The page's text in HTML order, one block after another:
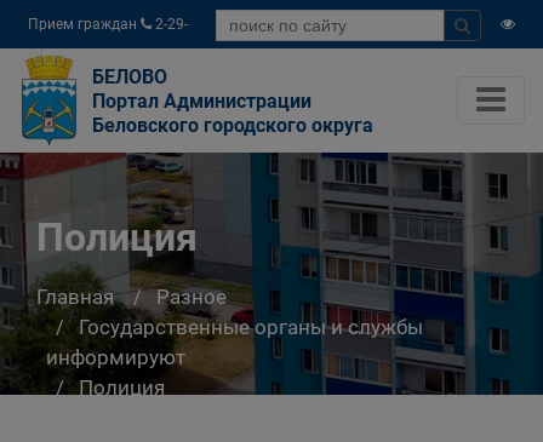
Прием граждан
2-29-
04
БЕЛОВО
Портал Администрации
Беловского городского округа
Полиция
Главная
Разное
Государственные органы и службы
информируют
Полиция